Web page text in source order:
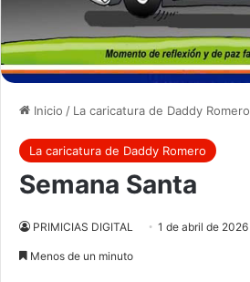
Inicio / La caricatura de Daddy Romero
La caricatura de Daddy Romero
Semana Santa
PRIMICIAS DIGITAL 1 de abril de 2026
Menos de un minuto